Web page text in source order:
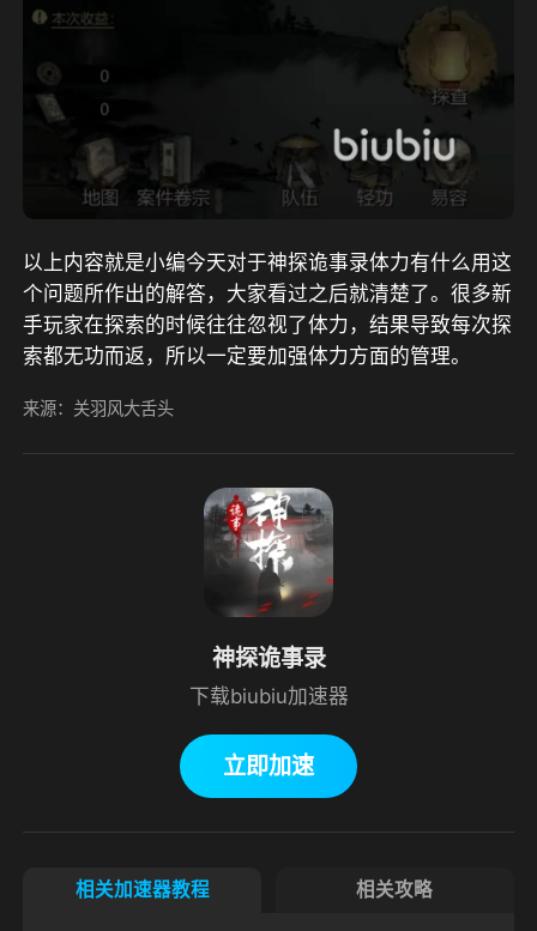
以上内容就是小编今天对于神探诡事录体力有什么用这
个问题所作出的解答，大家看过之后就清楚了。很多新
手玩家在探索的时候往往忽视了体力，结果导致每次探
索都无功而返，所以一定要加强体力方面的管理。
来源：关羽风大舌头
神探诡事录
下载biubiu加速器
立即加速
相关加速器教程 相关攻略